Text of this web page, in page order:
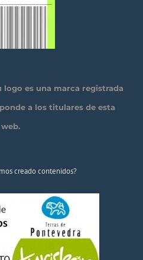
logo es una marca registrada
a los titulares de esta
web.
creado contenidos?